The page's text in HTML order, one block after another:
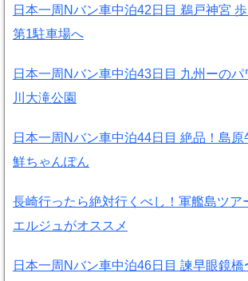
日本一周Nバン車中泊42日目 鵜戸神宮
第1駐車場へ
日本一周Nバン車中泊43日目 九州ーの
川大滝公園
日本一周Nバン車中泊44日目 絶品！島
鮮ちゃんぽん
長崎行ったら絶対行くべし！軍艦島ツア
エルジュがオススメ
日本一周Nバン車中泊46日目 諫早眼鏡